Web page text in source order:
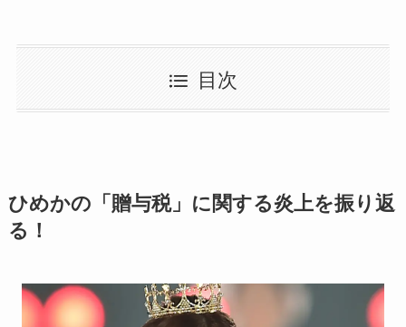
目次
ひめかの「贈与税」に関する炎上を振り返
る！